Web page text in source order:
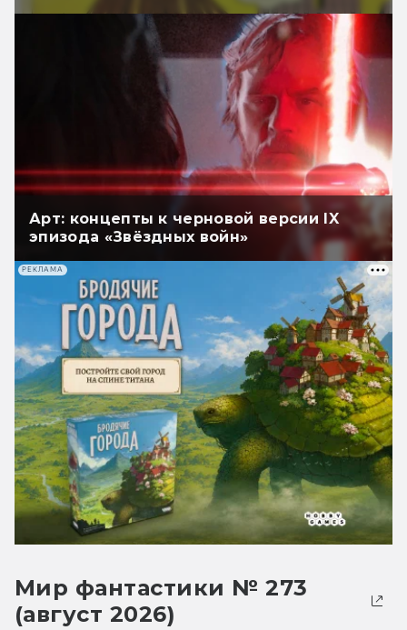
Арт: концепты к черновой версии IX
эпизода «Звёздных войн»
РЕКЛАМА
Мир фантастики № 273
(август 2026)